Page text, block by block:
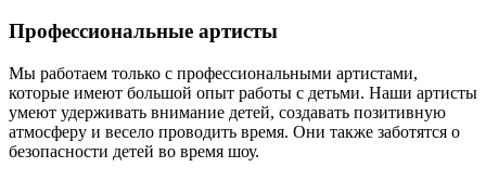
Профессиональные артисты
Мы работаем только с профессиональными артистами,
которые имеют большой опыт работы с детьми. Наши артисты
умеют удерживать внимание детей, создавать позитивную
атмосферу и весело проводить время. Они также заботятся о
безопасности детей во время шоу.